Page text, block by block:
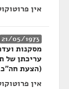
אין
21/05/1973
מסקנות
עריכתן של
(הצעת
אין